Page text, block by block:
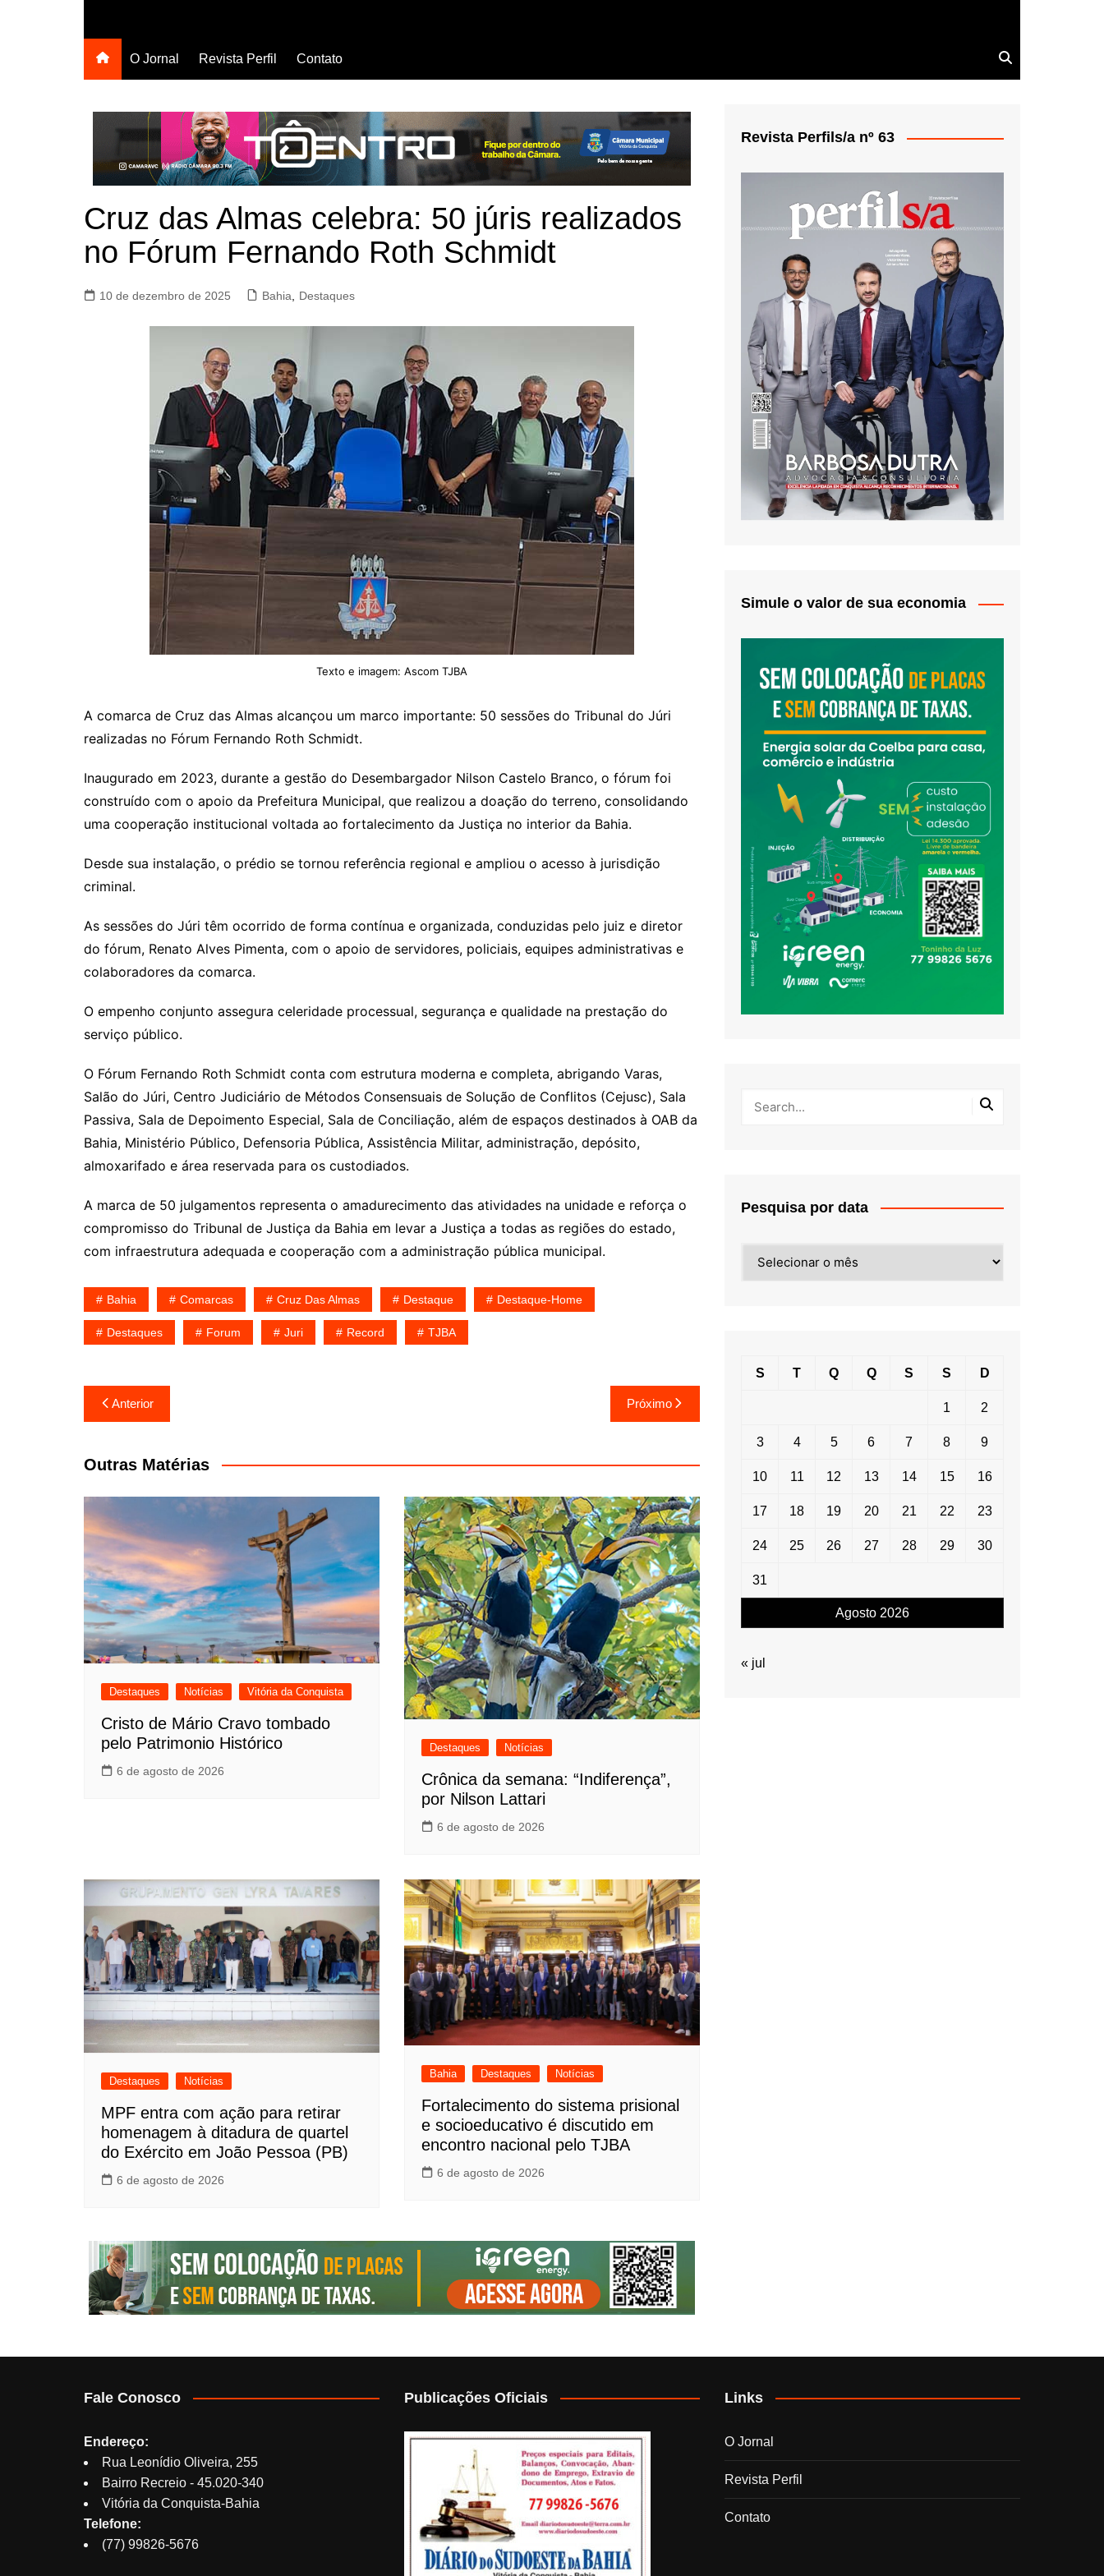
O Jornal Revista Perfil Contato
Cruz das Almas celebra: 50 júris realizados
no Fórum Fernando Roth Schmidt
10 de dezembro de 2025 Bahia Destaques
Texto e imagem: Ascom TJBA
A comarca de Cruz das Almas alcançou um marco importante: 50 sessões do Tribunal do Júri
realizadas no Fórum Fernando Roth Schmidt.
Inaugurado em 2023, durante a gestão do Desembargador Nilson Castelo Branco, o fórum foi
construído com o apoio da Prefeitura Municipal, que realizou a doação do terreno, consolidando
uma cooperação institucional voltada ao fortalecimento da Justiça no interior da Bahia.
Desde sua instalação, o prédio se tornou referência regional e ampliou o acesso à jurisdição
criminal.
As sessões do Júri têm ocorrido de forma contínua e organizada, conduzidas pelo juiz e diretor
do fórum, Renato Alves Pimenta, com o apoio de servidores, policiais, equipes administrativas e
colaboradores da comarca.
O empenho conjunto assegura celeridade processual, segurança e qualidade na prestação do
serviço público.
O Fórum Fernando Roth Schmidt conta com estrutura moderna e completa, abrigando Varas,
Salão do Júri, Centro Judiciário de Métodos Consensuais de Solução de Conflitos (Cejusc), Sala
Passiva, Sala de Depoimento Especial, Sala de Conciliação, além de espaços destinados à OAB da
Bahia, Ministério Público, Defensoria Pública, Assistência Militar, administração, depósito,
almoxarifado e área reservada para os custodiados.
A marca de 50 julgamentos representa o amadurecimento das atividades na unidade e reforça o
compromisso do Tribunal de Justiça da Bahia em levar a Justiça a todas as regiões do estado,
com infraestrutura adequada e cooperação com a administração pública municipal.
Bahia Comarcas Cruz Das Almas Destaque Destaque-Home
Destaques Forum Juri Record TJBA
Navegação
de
Post
Anterior Próximo
Outras Matérias
Destaques Notícias Vitória da Conquista
Cristo de Mário Cravo tombado
pelo Patrimonio Histórico
6 de agosto de 2026
Destaques Notícias
Crônica da semana: “Indiferença”,
por Nilson Lattari
6 de agosto de 2026
Destaques Notícias
MPF entra com ação para retirar
homenagem à ditadura de quartel
do Exército em João Pessoa (PB)
6 de agosto de 2026
Bahia Destaques Notícias
Fortalecimento do sistema prisional
e socioeducativo é discutido em
encontro nacional pelo TJBA
6 de agosto de 2026
Revista Perfils/a nº 63
Simule o valor de sua economia
Pesquisa por data
por
Agosto 2026
S T Q Q S S D
1 2
3 4 5 6 7 8 9
10 11 12 13 14 15 16
17 18 19 20 21 22 23
24 25 26 27 28 29 30
31
« jul
Fale Conosco
Endereço:
Rua Leonídio Oliveira, 255
Bairro Recreio - 45.020-340
Vitória da Conquista-Bahia
Telefone:
(77) 99826-5676
Publicações Oficiais Links
O Jornal
Revista Perfil
Contato